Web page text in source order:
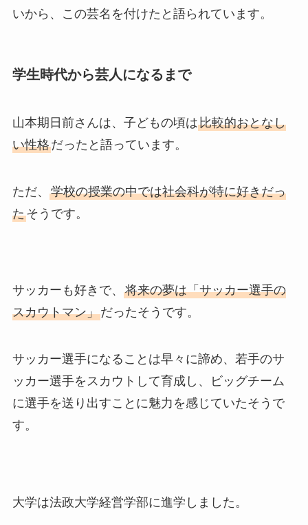
いから、この芸名を付けたと語られています。
学生時代から芸人になるまで
山本期日前さんは、子どもの頃は比較的おとなし
い性格だったと語っています。
ただ、 学校の授業の中では社会科が特に好きだっ
たそうです。
サッカーも好きで、 将来の夢は「サッカー選手の
スカウトマン」だったそうです。
サッカー選手になることは早々に諦め、若手のサ
ッカー選手をスカウトして育成し、ビッグチーム
に選手を送り出すことに魅力を感じていたそうで
す。
大学は法政大学経営学部に進学しました。